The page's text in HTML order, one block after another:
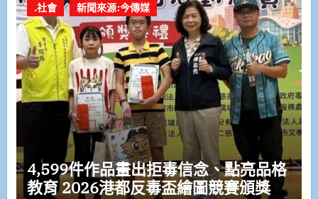
.社會 新聞來源:今傳媒
4,599件作品畫出拒毒信念、點亮品格
教育 2026港都反毒盃繪圖競賽頒獎